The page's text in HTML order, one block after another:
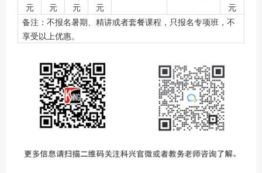
元
元
元
元
元
备注：不报名暑期、精讲或者套餐课程，只报名专项班，不
享受以上优惠。